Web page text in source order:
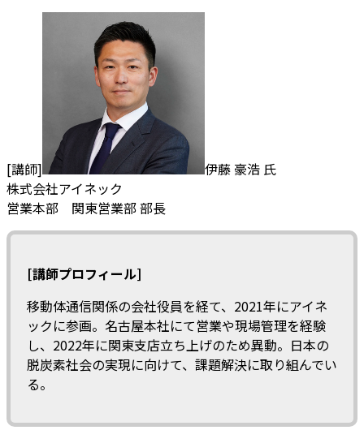
[講師]
伊藤 豪浩 氏
株式会社アイネック
営業本部 関東営業部 部長
[講師プロフィール]
移動体通信関係の会社役員を経て、2021年にアイネ
ックに参画。名古屋本社にて営業や現場管理を経験
し、2022年に関東支店立ち上げのため異動。日本の
脱炭素社会の実現に向けて、課題解決に取り組んでい
る。